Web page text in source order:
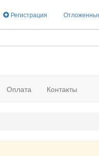
Регистрация
Оплата Контакты